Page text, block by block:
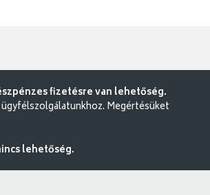
fizetésre van lehetőség.
Megértésüket
lehetőség.